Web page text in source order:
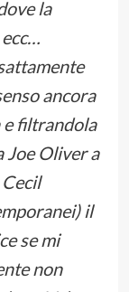
la
ancora
e filtrandola
Joe Oliver a
il
se mi
non